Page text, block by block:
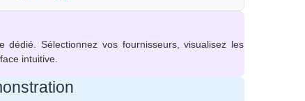
Sélectionnez vos fournisseurs, visualisez les
intuitive.